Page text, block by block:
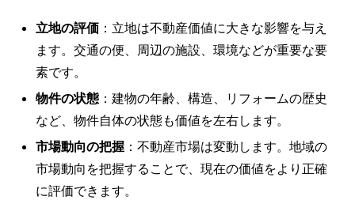
立地の評価 ：立地は不動産価値に大きな影響を与え
ます。交通の便、周辺の施設、環境などが重要な要
素です。
物件の状態 ：建物の年齢、構造、リフォームの歴史
など、物件自体の状態も価値を左右します。
市場動向の把握 ：不動産市場は変動します。地域の
市場動向を把握することで、現在の価値をより正確
に評価できます。